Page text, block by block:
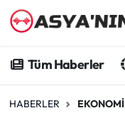
Tüm Haberler
HABERLER EKONOMI
Dünya